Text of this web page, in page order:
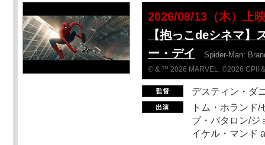
2026/08/13（木）上
【抱っこdeシネマ】
ー・デイ
Spider-Man:
© & ™ 2026 MARVEL. ©2026 CPII
デスティン・ダ
トム・ホランド
ブ・バタロン/ジ
イケル・マンド